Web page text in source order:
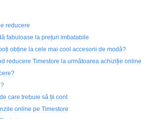
reducere
fabuloase la prețuri imbatabile
obține la cele mai cool accesorii de modă?
reducere Timestore la următoarea achiziție online
care trebuie să ții cont
online pe Timestore